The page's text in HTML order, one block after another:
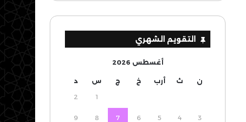
التقويم الشهري
أغسطس 2026
ن ث أرب خ ج س د
1
2
3
4
5
6
7
8
9